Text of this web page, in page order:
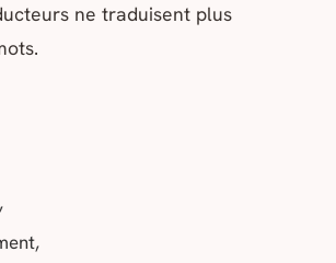
ne traduisent plus